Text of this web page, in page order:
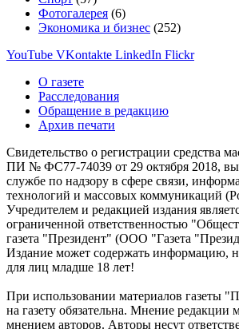
Фотогалерея (6)
Экономика и бизнес (252)
YouTube VKontakte LinkedIn Flickr
О газете
Расследования
Обращение в редакцию
Архив печати
Свидетельство о регистрации средства
ПИ № ФС77-74039 от 29 октября 2018,
службе по надзору в сфере связи,
технологий и массовых коммуникаций
Учредителем и редакцией издания
ограниченной ответственностью
газета "Президент" (ООО "Газета
Издание может содержать информацию,
для лиц младше 18 лет!
При использовании материалов газеты
на газету обязательна. Мнение редакции
мнением авторов. Авторы несут